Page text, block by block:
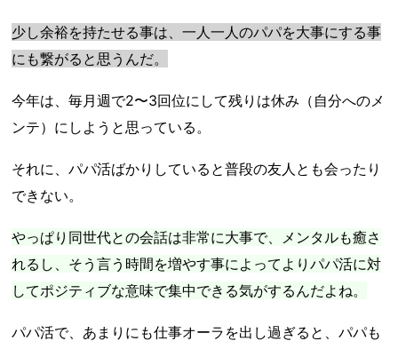
少し余裕を持たせる事は、一人一人のパパを大事にする事
にも繋がると思うんだ。
今年は、毎月週で2〜3回位にして残りは休み（自分へのメ
ンテ）にしようと思っている。
それに、パパ活ばかりしていると普段の友人とも会ったり
できない。
やっぱり同世代との会話は非常に大事で、メンタルも癒さ
れるし、そう言う時間を増やす事によってよりパパ活に対
してポジティブな意味で集中できる気がするんだよね。
パパ活で、あまりにも仕事オーラを出し過ぎると、パパも